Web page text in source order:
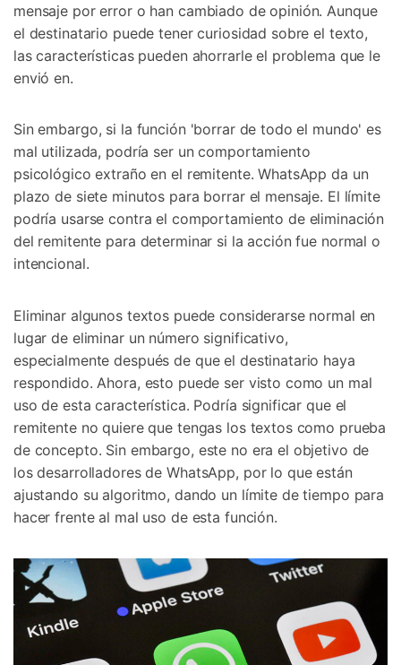
mensaje por error o han cambiado de opinión. Aunque
el destinatario puede tener curiosidad sobre el texto,
las características pueden ahorrarle el problema que le
envió en.
Sin embargo, si la función 'borrar de todo el mundo' es
mal utilizada, podría ser un comportamiento
psicológico extraño en el remitente. WhatsApp da un
plazo de siete minutos para borrar el mensaje. El límite
podría usarse contra el comportamiento de eliminación
del remitente para determinar si la acción fue normal o
intencional.
Eliminar algunos textos puede considerarse normal en
lugar de eliminar un número significativo,
especialmente después de que el destinatario haya
respondido. Ahora, esto puede ser visto como un mal
uso de esta característica. Podría significar que el
remitente no quiere que tengas los textos como prueba
de concepto. Sin embargo, este no era el objetivo de
los desarrolladores de WhatsApp, por lo que están
ajustando su algoritmo, dando un límite de tiempo para
hacer frente al mal uso de esta función.